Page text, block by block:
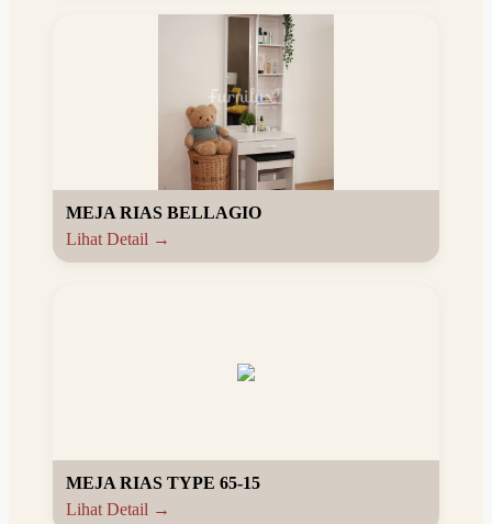
MEJA RIAS BELLAGIO
Lihat Detail →
MEJA RIAS TYPE 65-15
Lihat Detail →